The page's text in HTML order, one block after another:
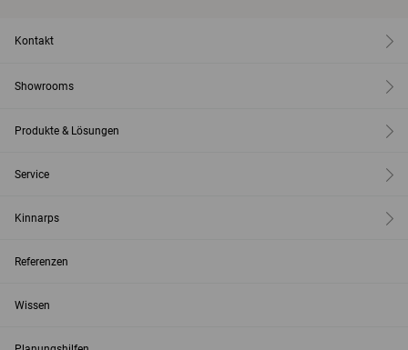
Kontakt
Showrooms
Produkte & Lösungen
Service
Kinnarps
Referenzen
Wissen